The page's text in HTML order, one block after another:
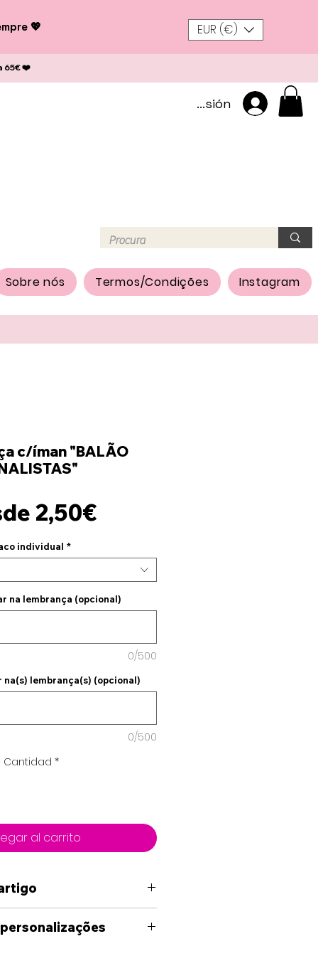
💖 EUR (€)
65€ ❤️
Iniciar sesión
Sobre nós Termos/Condições Instagram
c/íman "BALÃO
2,50€Precio
oferta
individual *
na lembrança (opcional)
0/500
na(s) lembrança(s) (opcional)
0/500
Cantidad *
al carrito